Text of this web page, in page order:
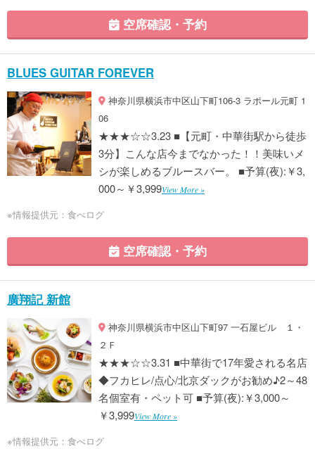
空席確認・予約
BLUES GUITAR FOREVER
神奈川県横浜市中区山下町106-3 ラポール元町 1
06
★★★☆☆3.23 ■【元町・中華街駅から徒歩
3分】こんな店今までなかった！！美味いメ
シが楽しめるブルースバー。 ■予算(夜):￥3,
000～￥3,999View More »
※情報提供元：食べログ
空席確認・予約
廣翔記 新館
神奈川県横浜市中区山下町97 一石屋ビル １・
２Ｆ
★★★☆☆3.31 ■中華街で17年愛される名店
◆フカヒレ/点心/北京ダックがお勧め♪2～48
名個室有・ペット可 ■予算(夜):￥3,000～
￥3,999View More »
※情報提供元：食べログ